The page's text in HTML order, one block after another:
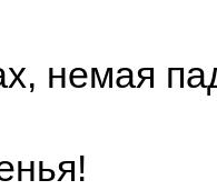
немая